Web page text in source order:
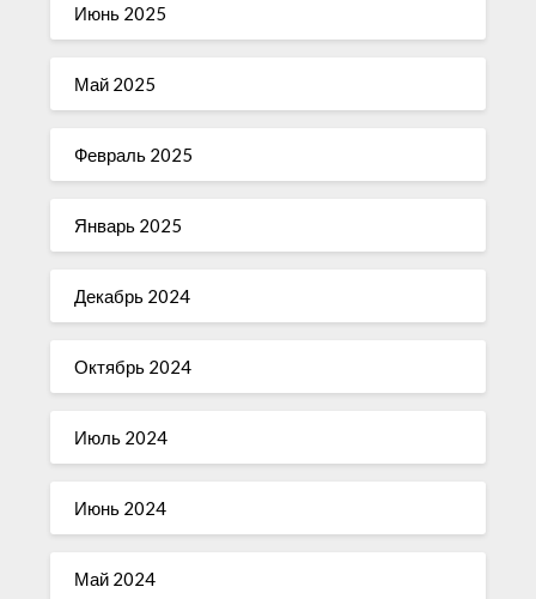
Июнь 2025
Май 2025
Февраль 2025
Январь 2025
Декабрь 2024
Октябрь 2024
Июль 2024
Июнь 2024
Май 2024